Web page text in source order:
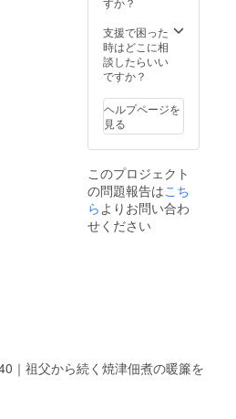
手紙に
してお
送りし
ます
んには
もちろ
んです
がサラ
類、パ
ンやク
ラッ
カーに
た食べ
方がお
すすめ
です。
＜お礼
煮
(150g)×
支援で困った
時はどこに相
談したらいい
ですか？
ヘルプページを
見る
このプロジェクト
の問題報告はこち
ら よりお問い合わ
せください
｜祖父から続く焼津佃煮の暖簾を